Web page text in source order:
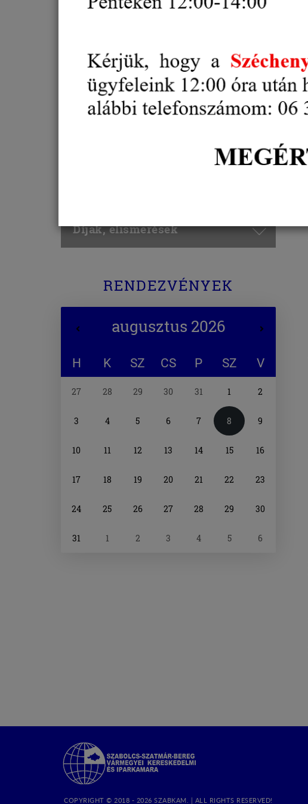
Oktatás, Képzés
Külgazdaság, külkereskedelem
Díjak, elismerések
RENDEZVÉNYEK
választó
augusztus 2026
H K SZ CS P SZ V
27 28 29 30 31 1 2
3 4 5 6 7 8 9
10 11 12 13 14 15 16
17 18 19 20 21 22 23
24 25 26 27 28 29 30
31 1 2 3 4 5 6
Szabolcs-
Szatmár-
Bereg
Megyei
COPYRIGHT © 2018 - 2026 SZABKAM. | ALL RIGHTS RESERVED!